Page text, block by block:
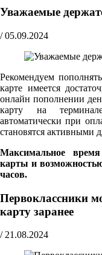
Уважаемые
/ 05.09.2024
Рекомендуем
карте имеется
онлайн пополнении
карту на
автоматически при
становятся активными
Максимальное
карты и
часов.
Первоклассники
карту заранее
/ 21.08.2024